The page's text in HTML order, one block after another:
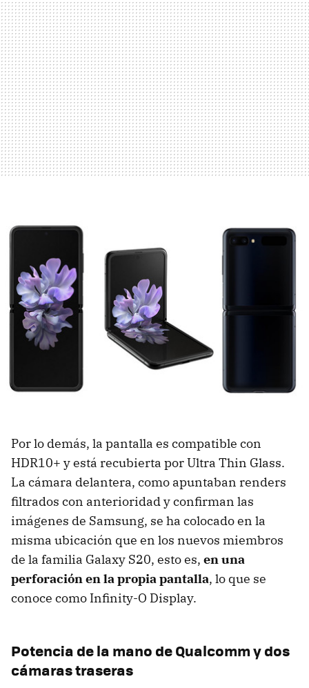
Por lo demás, la pantalla es compatible con
HDR10+ y está recubierta por Ultra Thin Glass.
La cámara delantera, como apuntaban renders
filtrados con anterioridad y confirman las
imágenes de Samsung, se ha colocado en la
misma ubicación que en los nuevos miembros
de la familia Galaxy S20, esto es, en una
perforación en la propia pantalla, lo que se
conoce como Infinity-O Display.
Potencia de la mano de Qualcomm y dos
cámaras traseras